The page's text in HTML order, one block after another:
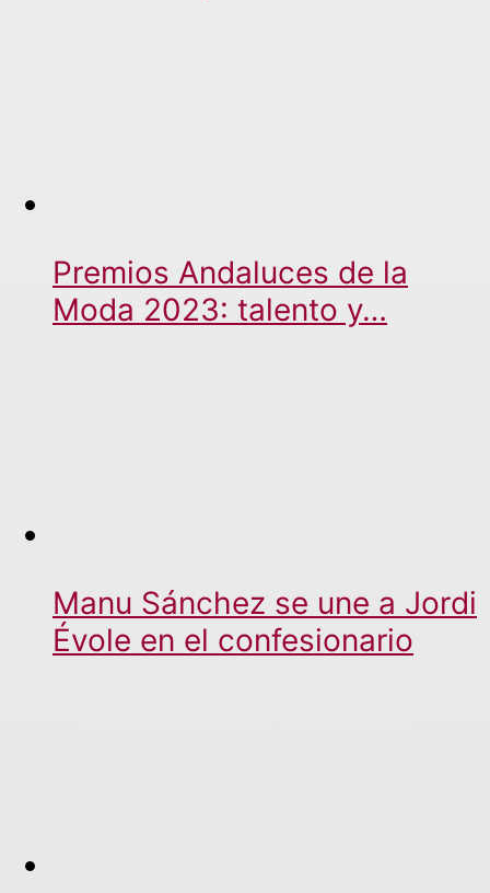
Premios Andaluces de la
Moda 2023: talento y…
Manu Sánchez se une a Jordi
Évole en el confesionario